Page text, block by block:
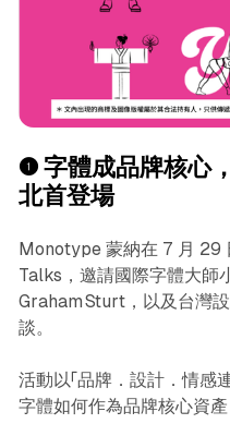
❶ 字體成品牌核心
北首登場
Monotype 蒙納在 7 月 29
Talks，邀請國際字體大師
Graham Sturt，以及台灣
談。
活動以「品牌．設計．情感
字體如何作為品牌核心資